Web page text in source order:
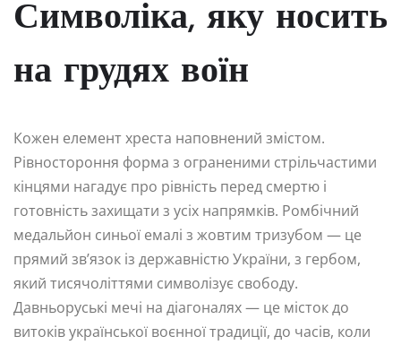
Символіка, яку носить
на грудях воїн
Кожен елемент хреста наповнений змістом.
Рівностороння форма з ограненими стрільчастими
кінцями нагадує про рівність перед смертю і
готовність захищати з усіх напрямків. Ромбічний
медальйон синьої емалі з жовтим тризубом — це
прямий зв’язок із державністю України, з гербом,
який тисячоліттями символізує свободу.
Давньоруські мечі на діагоналях — це місток до
витоків української воєнної традиції, до часів, коли